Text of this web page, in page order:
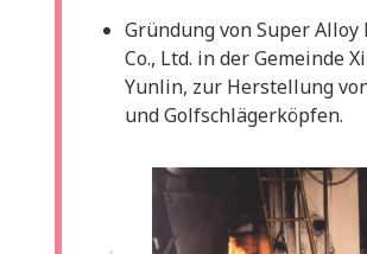
Gründung von Super
Co., Ltd. in der Gemeinde
Yunlin, zur Herstellung
und Golfschlägerköpfen.